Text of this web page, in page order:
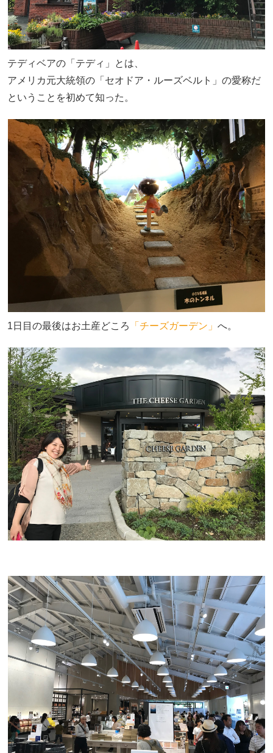
テディベアの「テディ」とは、
アメリカ元大統領の「セオドア・ルーズベルト」の愛称だ
ということを初めて知った。
1日目の最後はお土産どころ 「チーズガーデン」 へ。